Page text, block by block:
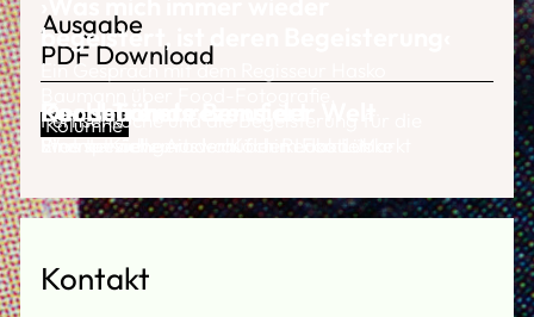
Ausgabe
PDF Download
Kolumne
begeistert, ist deren Begeisterung‹
Ein Gespräch mit dem Regisseur Hasko
Fernsehköche und die Begeisterung für die
Sterne-Küche.
Der schönste Beruf der Welt
Ein Interview mit der Köchin Luka Lübke
Food-Trends
Was tut sich gerade auf dem Food-Markt
Kochbücher rezensiert
Eine spezielle Auswahl der Redaktion
Kontakt